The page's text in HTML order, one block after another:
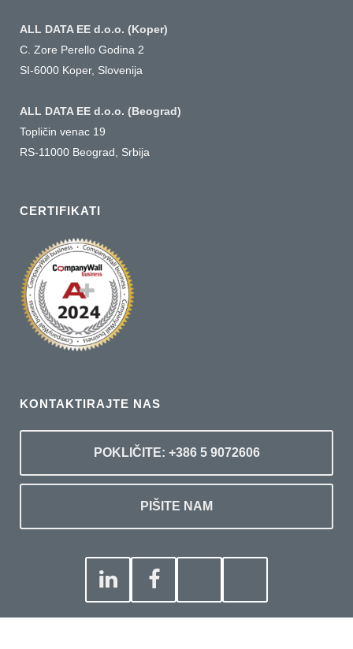
ALL DATA EE d.o.o. (Koper)
C. Zore Perello Godina 2
SI-6000 Koper, Slovenija
ALL DATA EE d.o.o. (Beograd)
Topličin venac 19
RS-11000 Beograd, Srbija
CERTIFIKATI
KONTAKTIRAJTE NAS
POKLIČITE: +386 5 9072606
PIŠITE NAM